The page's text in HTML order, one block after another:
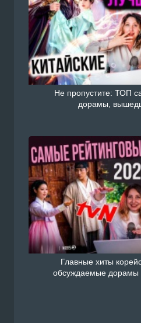
Не пропустите: ТОП
дорамы,
Главные хиты
обсуждаемые дорамы